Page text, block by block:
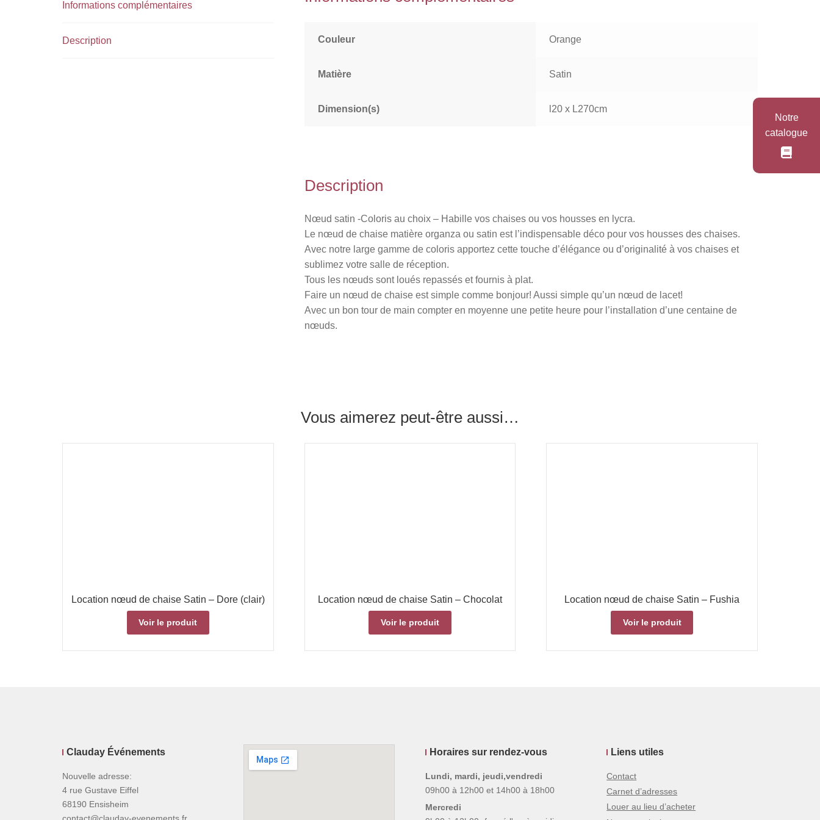
Notre
catalogue
Informations complémentaires
Description Couleur Orange
Matière Satin
Dimension(s) l20 x L270cm
Description
Nœud satin -Coloris au choix – Habille vos chaises ou vos housses en lycra.
Le nœud de chaise matière organza ou satin est l’indispensable déco pour vos housses des chaises.
Avec notre large gamme de coloris apportez cette touche d’élégance ou d’originalité à vos chaises et
sublimez votre salle de réception.
Tous les nœuds sont loués repassés et fournis à plat.
Faire un nœud de chaise est simple comme bonjour! Aussi simple qu’un nœud de lacet!
Avec un bon tour de main compter en moyenne une petite heure pour l’installation d’une centaine de
nœuds.
Vous aimerez peut-être aussi…
Location nœud de chaise Satin – Dore (clair)
Voir le produit
Location nœud de chaise Satin – Chocolat
Voir le produit
Location nœud de chaise Satin – Fushia
Voir le produit
Clauday Événements
Nouvelle adresse:
4 rue Gustave Eiffel
68190 Ensisheim
Horaires sur rendez-vous
Lundi, mardi, jeudi,vendredi
09h00 à 12h00 et 14h00 à 18h00
Mercredi
Liens utiles
Contact
Carnet d’adresses
Louer au lieu d’acheter